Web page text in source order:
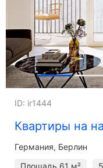
Квартиры на
ID: ir1444
Германия, Берлин
Площадь 61 м²